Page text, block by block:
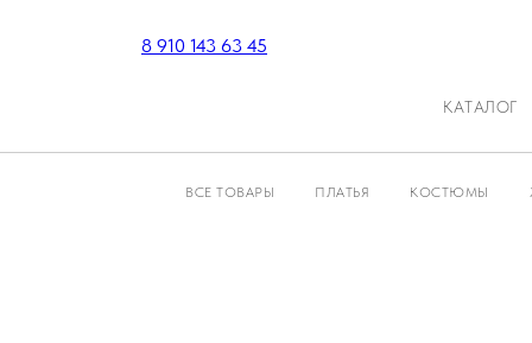
8 910 143 63 45
КАТАЛОГ
ВСЕ ТОВАРЫ ПЛАТЬЯ КОСТЮМЫ